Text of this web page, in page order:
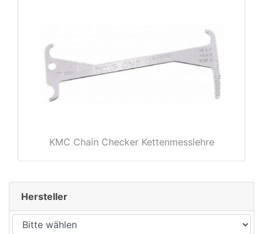
KMC Chain Checker Kettenmesslehre
Hersteller